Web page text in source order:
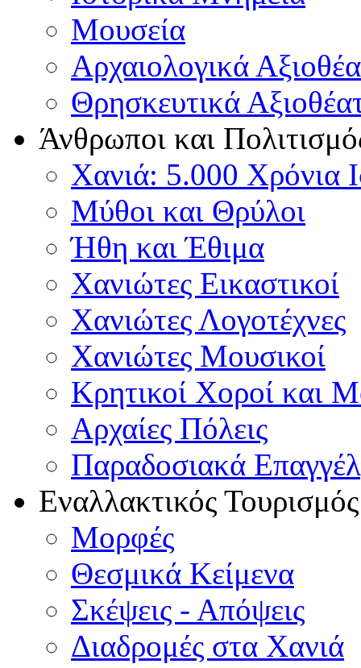
Μουσεία
Αρχαιολογικά
Θρησκευτικά
Άνθρωποι και
Χανιά: 5.000 Χρόνια
Μύθοι και Θρύλοι
Ήθη και Έθιμα
Χανιώτες Εικαστικοί
Χανιώτες Λογοτέχνες
Χανιώτες Μουσικοί
Κρητικοί Χοροί και
Αρχαίες Πόλεις
Παραδοσιακά
Εναλλακτικός Τουρισμός
Μορφές
Θεσμικά Κείμενα
Σκέψεις - Απόψεις
Διαδρομές στα Χανιά